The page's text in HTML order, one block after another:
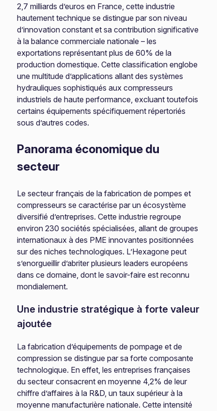
2,7 milliards d’euros en France, cette industrie
hautement technique se distingue par son niveau
d’innovation constant et sa contribution significative
à la balance commerciale nationale – les
exportations représentant plus de 60% de la
production domestique. Cette classification englobe
une multitude d’applications allant des systèmes
hydrauliques sophistiqués aux compresseurs
industriels de haute performance, excluant toutefois
certains équipements spécifiquement répertoriés
sous d’autres codes.
Panorama économique du
secteur
Le secteur français de la fabrication de pompes et
compresseurs se caractérise par un écosystème
diversifié d’entreprises. Cette industrie regroupe
environ 230 sociétés spécialisées, allant de groupes
internationaux à des PME innovantes positionnées
sur des niches technologiques. L’Hexagone peut
s’enorgueillir d’abriter plusieurs leaders européens
dans ce domaine, dont le savoir-faire est reconnu
mondialement.
Une industrie stratégique à forte valeur
ajoutée
La fabrication d’équipements de pompage et de
compression se distingue par sa forte composante
technologique. En effet, les entreprises françaises
du secteur consacrent en moyenne 4,2% de leur
chiffre d’affaires à la R&D, un taux supérieur à la
moyenne manufacturière nationale. Cette intensité